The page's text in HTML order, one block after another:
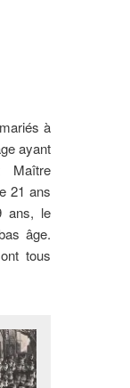
à
ayant
Maître
21 ans
ans, le
âge.
tous